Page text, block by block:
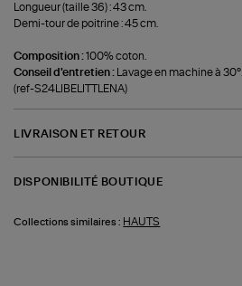
Longueur (taille 36) : 43 cm.
Demi-tour de poitrine : 45 cm.
Composition :100% coton.
Conseil d'entretien :
Lavage en machine à 30°.
(ref-S24LIBELITTLENA)
LIVRAISON ET RETOUR
DISPONIBILITÉ BOUTIQUE
Collections similaires : HAUTS